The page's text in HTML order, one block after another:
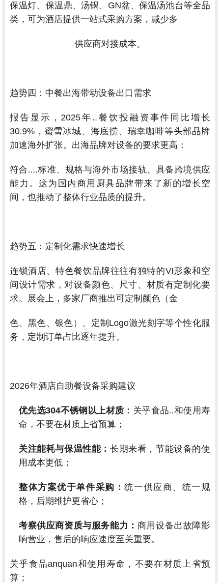
保温灯、保温鼎、汤锅、GN盆、保温汤池台等全品
类，可为酒店提供一站式采购方案，减少多
供应商对接成本。
趋势四：中餐出海带动设备出口需求
报告显示，2025年..餐饮投融资事件同比增长
30.9%，蜜雪冰城、海底捞、瑞幸咖啡等头部品牌
加速海外扩张。出海品牌对设备的要求更高：
符合....标准、规格与海外市场接轨、具备跨境供应
能力。这为国内商用厨具品牌带来了新的增长空
间，也推动了整体行业品质的提升。
趋势五：定制化需求快速增长
连锁酒店、特色餐饮品牌往往有独特的VI形象和空
间设计需求，对设备颜色、尺寸、材质有定制化要
求。展会上，多家厂商推出可定制颜色（金
色、 黑色、银色）、定制Logo激光刻字等个性化服
务，定制订单占比逐年提升。
2026年酒店自助餐设备采购建议
优先选304不锈钢以上材质： 关乎食品..和使用寿
命，不要在材质上省预算；
关注能耗与保温性能： 长期来看，节能设备的使
用成本更低；
整体方案优于单件采购：统一供应商、统一规
格，后期维护更省心；
考察供应商资质与服务能力： 商用设备出故障影
响营业，售后的响应速度至关重要。
关乎食品anquan和使用寿命，不要在材质上省预
算；